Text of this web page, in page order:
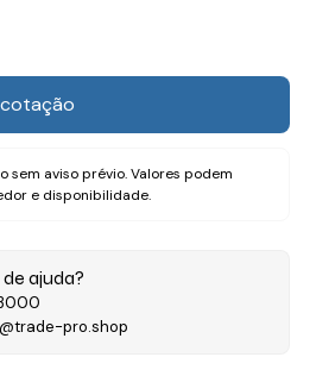
sem aviso prévio. Valores podem
e disponibilidade.
ajuda?
pro.shop